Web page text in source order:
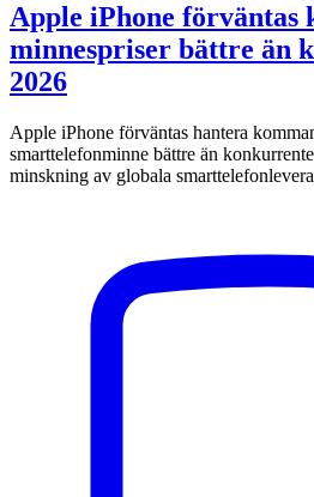
Apple iPhone förväntas
minnespriser bättre än
2026
Apple iPhone förväntas hantera
smarttelefonminne bättre än
minskning av globala